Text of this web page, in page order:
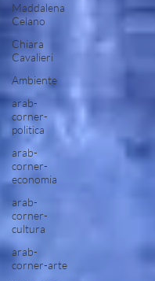
Maddalena
Celano
Chiara
Cavalieri
Ambiente
arab-
corner-
politica
arab-
corner-
economia
arab-
corner-
cultura
arab-
corner-arte